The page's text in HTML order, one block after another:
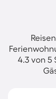
4.3 von 5